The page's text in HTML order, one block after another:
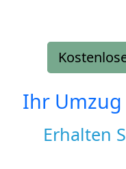
Ihr Umzug
Erhalten